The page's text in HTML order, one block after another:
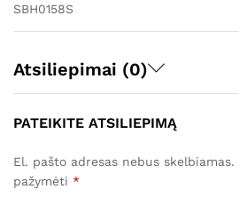
SBH0158S
Atsiliepimai (0)
PATEIKITE ATSILIEPIMĄ
El. pašto adresas nebus skelbiamas.
pažymėti *